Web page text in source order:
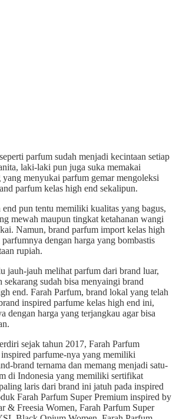
parfum sudah menjadi kecintaan setiap
laki-laki pun juga suka memakai
menyukai parfum gemar mengoleksi
parfum kelas high end sekalipun.
pun tentu memiliki kualitas yang bagus,
mewah maupun tingkat ketahanan wangi
Namun, brand parfum import kelas high
dengan harga yang bombastis
rupiah.
jauh-jauh melihat parfum dari brand luar,
sudah bisa menyaingi brand
end. Farah Parfum, brand lokal yang telah
inspired parfume kelas high end ini,
dengan harga yang terjangkau agar bisa
sejak tahun 2017, Farah Parfum
parfume-nya yang memiliki
brand ternama dan memang menjadi satu-
di Indonesia yang memiliki sertifikat
laris dari brand ini jatuh pada inspired
Farah Parfum Super Premium inspired by
& Freesia Women, Farah Parfum Super